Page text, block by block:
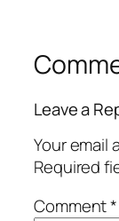
Leave a
Your email
Required
Comment*